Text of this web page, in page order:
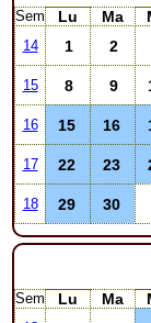
Sem Lu Ma
14 1 2
15 8 9
16 15 16
17 22 23
18 29 30
Sem Lu Ma